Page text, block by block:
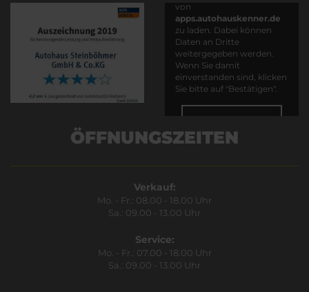
von
apps.autohauskenner.de
zu laden. Dabei können
Daten an Dritte
weitergegeben werden.
Wenn Sie damit
einverstanden sind, klicken
Sie bitte auf "Bestätigen".
ÖFFNUNGSZEITEN
Verkauf:
Mo. - Fr.: 08.00 - 18.00 Uhr
Sa.: 09.00 - 13.00 Uhr
Service:
Mo. - Fr.: 07.00 - 18.00 Uhr
Sa.: 09.00 - 13.00 Uhr